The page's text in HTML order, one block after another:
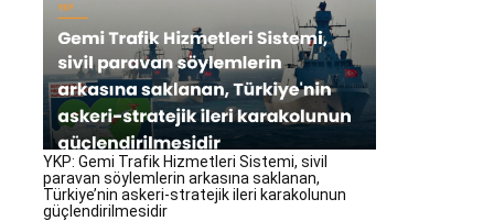
YKP: Gemi Trafik Hizmetleri Sistemi, sivil
paravan söylemlerin arkasına saklanan,
Türkiye’nin askeri-stratejik ileri karakolunun
güçlendirilmesidir